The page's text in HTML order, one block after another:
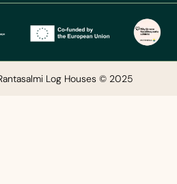
Log Houses © 2025